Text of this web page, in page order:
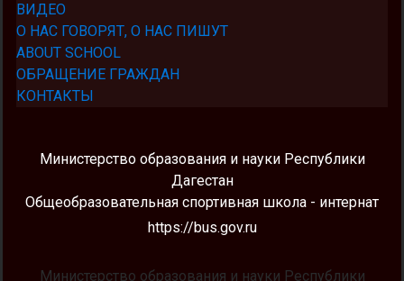
ВИДЕО
О НАС ГОВОРЯТ, О НАС ПИШУТ
ABOUT SCHOOL
ОБРАЩЕНИЕ ГРАЖДАН
КОНТАКТЫ
Министерство образования и науки Республики
Дагестан
Общеобразовательная спортивная школа - интернат
https://bus.gov.ru
Министерство образования и науки Республики